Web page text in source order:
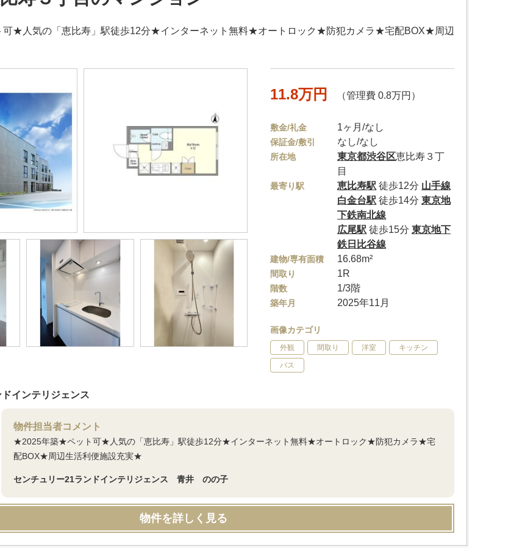
★人気の「恵比寿」駅徒歩12分★インターネット無料★オートロック★防犯カメラ★宅配BOX★周辺
11.8万円 （管理費 0.8万円）
敷金/礼金 1ヶ月/なし
保証金/敷引 なし/なし
所在地 東京都渋谷区恵比寿３丁
目
最寄り駅 恵比寿駅 徒歩12分 山手線
白金台駅 徒歩14分東京地
下鉄南北線
広尾駅 徒歩15分東京地下
鉄日比谷線
建物/専有面積 16.68m²
間取り 1R
階数 1/3階
築年月 2025年11月
画像カテゴリ
外観 間取り 洋室 キッチン
バス
インテリジェンス
物件担当者コメント
★2025年築★ペット可★人気の「恵比寿」駅徒歩12分★インターネット無料★オートロック★防犯カメラ★宅
配BOX★周辺生活利便施設充実★
センチュリー21ランドインテリジェンス 青井 のの子
物件を詳しく見る